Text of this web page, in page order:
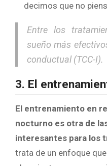
decimos que no
Entre los
sueño más
conductual (TCC-I).
3. El
El entrenamiento en
nocturno es otra de
interesantes para los
trata de un enfoque